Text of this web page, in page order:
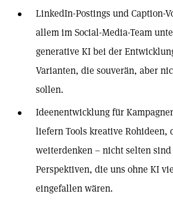
LinkedIn-Postings und Caption-
allem im Social-Media-Team
generative KI bei der
Varianten, die souverän, aber
sollen.
Ideenentwicklung für
liefern Tools kreative Rohideen,
weiterdenken – nicht selten
Perspektiven, die uns ohne KI
eingefallen wären.